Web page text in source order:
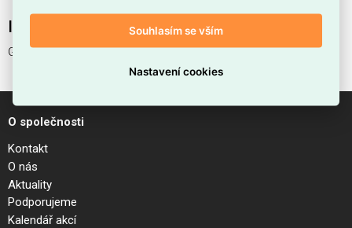
Interní název produktu
GAME TRIM SQUARE 11W 3000K BK BK IP65
O společnosti
Kontakt
O nás
Aktuality
Podporujeme
Kalendář akcí
Souhlasím se vším
Nastavení cookies